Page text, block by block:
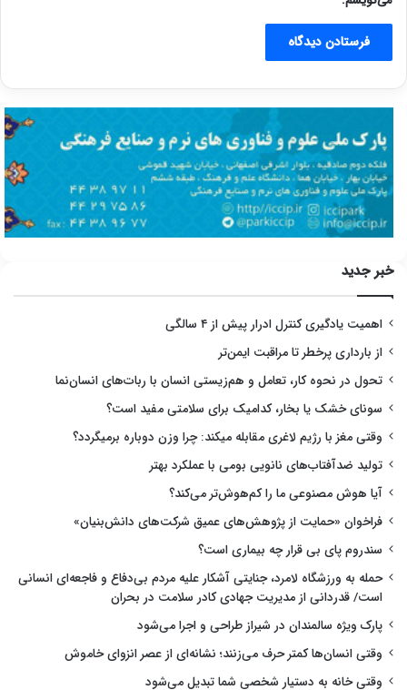
خبر جدید
اهمیت یادگیری کنترل ادرار پیش از ۴ سالگی
از بارداری پرخطر تا مراقبت ایمن‌تر
تحول در نحوه کار، تعامل و هم‌زیستی انسان با ربات‌های انسان‌نما
سونای خشک یا بخار، کدامیک برای سلامتی مفید است؟
وقتی مغز با رژیم لاغری مقابله میکند: چرا وزن دوباره برمیگردد؟
تولید ضدآفتاب‌های نانویی بومی با عملکرد بهتر
آیا هوش مصنوعی ما را کم‌هوش‌تر می‌کند؟
فراخوان «حمایت از پژوهش‌های عمیق شرکت‌های دانش‌بنیان»
سندروم پای بی قرار چه بیماری است؟
حمله به ورزشگاه لامرد، جنایتی آشکار علیه مردم بی‌دفاع و فاجعه‌ای انسانی
است/ قدردانی از مدیریت جهادی کادر سلامت در بحران
پارک ویژه سالمندان در شیراز طراحی و اجرا می‌شود
وقتی انسان‌ها کمتر حرف می‌زنند؛ نشانه‌ای از عصر انزوای خاموش
وقتی خانه به دستیار شخصی شما تبدیل می‌شود